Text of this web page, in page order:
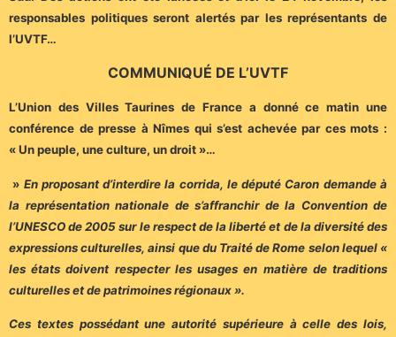
responsables politiques seront alertés par les représentants de
l’UVTF…
COMMUNIQUÉ DE L’UVTF
L’Union des Villes Taurines de France a donné ce matin une
conférence de presse à Nîmes qui s’est achevée par ces mots :
« Un peuple, une culture, un droit »…
» En proposant d’interdire la corrida, le député Caron demande à
la représentation nationale de s’affranchir de la Convention de
l’UNESCO de 2005 sur le respect de la liberté et de la diversité des
expressions culturelles, ainsi que du Traité de Rome selon lequel «
les états doivent respecter les usages en matière de traditions
culturelles et de patrimoines régionaux ».
Ces textes possédant une autorité supérieure à celle des lois,